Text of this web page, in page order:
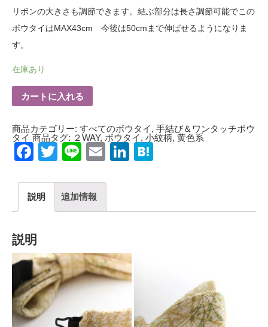
リボンの大きさも調節できます。結ぶ部分は長さ調節可能でこの
ボウタイはMAX43cm 今後は50cmまで伸ばせるようになりま
す。
在庫あり
カートに入れる
商品カテゴリー: すべてのボウタイ, 手結び＆ワンタッチボウ
タイ 商品タグ: ２WAY, ボウタイ, 小紋柄, 黄色系
Facebook
Twitter
LineEmailLinkedIn
説明 追加情報
説明